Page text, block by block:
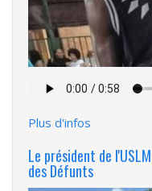
audio
Plus d'infos
Le président de
des Défunts